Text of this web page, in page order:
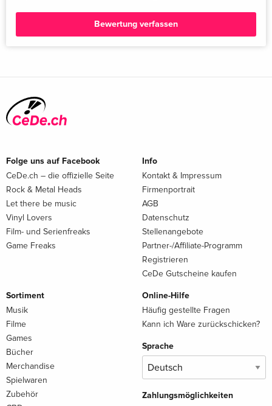
Bewertung verfassen
Folge uns auf Facebook
CeDe.ch – die offizielle Seite
Rock & Metal Heads
Let there be music
Vinyl Lovers
Film- und Serienfreaks
Game Freaks
Info
Kontakt & Impressum
Firmenportrait
AGB
Datenschutz
Stellenangebote
Partner-/Affiliate-Programm
Registrieren
CeDe Gutscheine kaufen
Sortiment
Musik
Filme
Games
Bücher
Merchandise
Spielwaren
Zubehör
Online-Hilfe
Häufig gestellte Fragen
Kann ich Ware zurückschicken?
Sprache
Zahlungsmöglichkeiten